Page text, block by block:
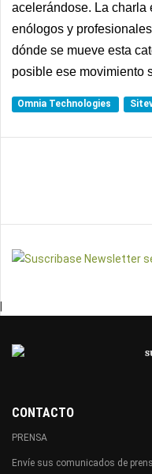
acelerándose. La charla
enólogos y
dónde se mueve esta
posible ese movimiento
Omnia Technologies
CONTACTO
PRENSA
Envíe sus comunicados de